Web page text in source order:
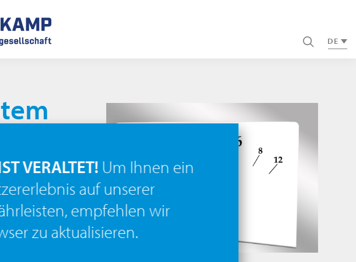
VERALTET! Um Ihnen ein
auf unserer
empfehlen wir
zu aktualisieren.
DE
worden
System
ab.
vor,